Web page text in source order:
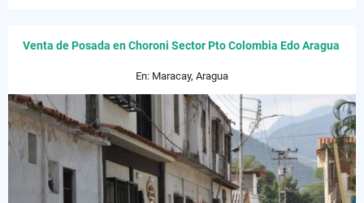
Venta de Posada en Choroni Sector Pto Colombia Edo Aragua
En: Maracay, Aragua